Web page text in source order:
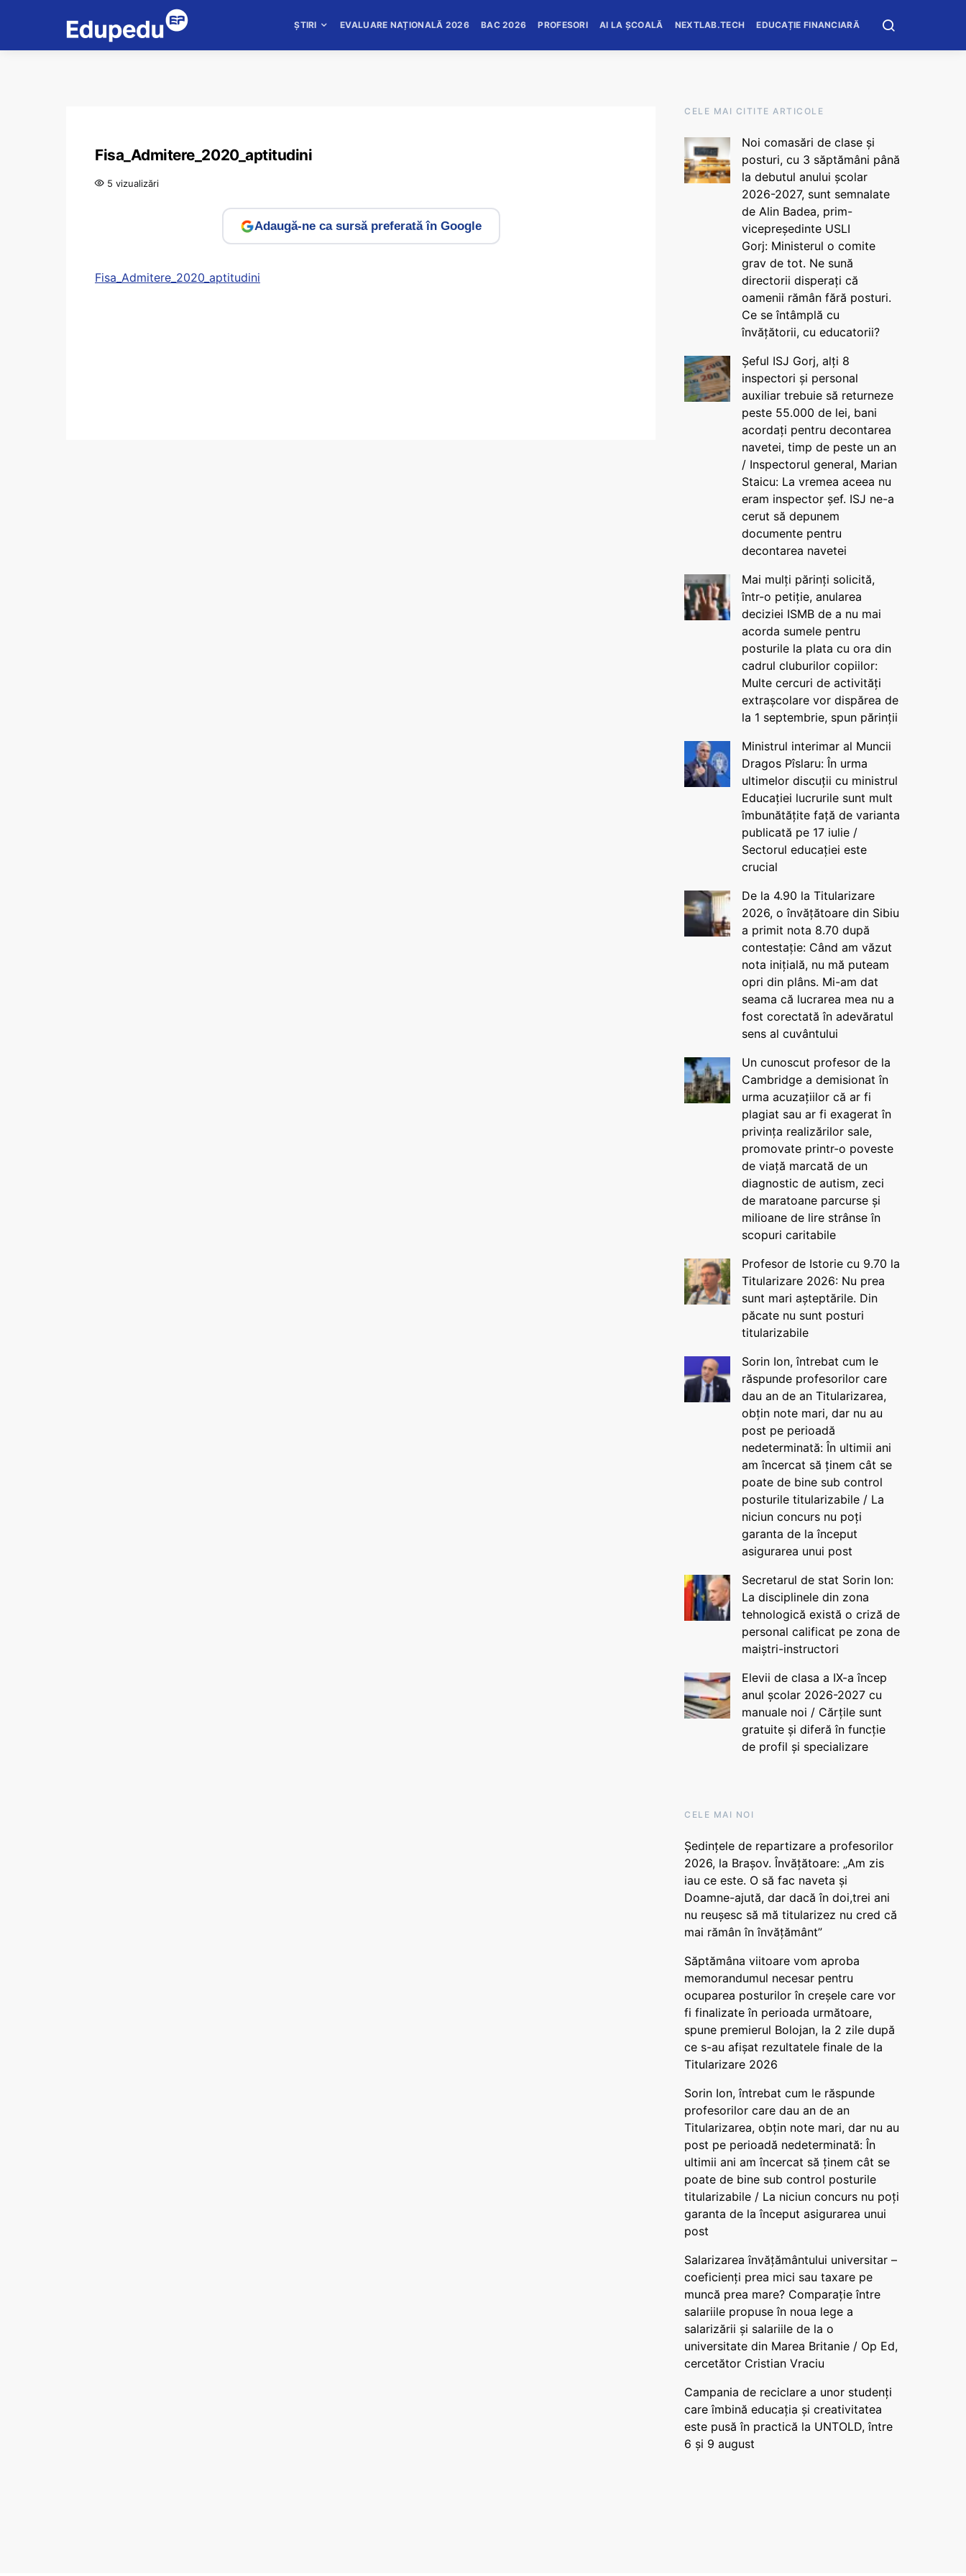
ȘTIRI EVALUARE NAȚIONALĂ 2026 BAC 2026 PROFESORI AI LA ȘCOALĂ NEXTLAB.TECH EDUCAȚIE FINANCIARĂ
Fisa_Admitere_2020_aptitudini
5 vizualizări
Adaugă-ne ca sursă preferată în Google
Fisa_Admitere_2020_aptitudini
CELE MAI CITITE ARTICOLE
Noi comasări de clase și
posturi, cu 3 săptămâni până
la debutul anului școlar
2026-2027, sunt semnalate
de Alin Badea, prim-
vicepreședinte USLI
Gorj: Ministerul o comite
grav de tot. Ne sună
directorii disperați că
oamenii rămân fără posturi.
Ce se întâmplă cu
învățătorii, cu educatorii?
Șeful ISJ Gorj, alți 8
inspectori și personal
auxiliar trebuie să returneze
peste 55.000 de lei, bani
acordați pentru decontarea
navetei, timp de peste un an
/ Inspectorul general, Marian
Staicu: La vremea aceea nu
eram inspector șef. ISJ ne-a
cerut să depunem
documente pentru
decontarea navetei
Mai mulți părinți solicită,
într-o petiție, anularea
deciziei ISMB de a nu mai
acorda sumele pentru
posturile la plata cu ora din
cadrul cluburilor copiilor:
Multe cercuri de activități
extrașcolare vor dispărea de
la 1 septembrie, spun părinții
Ministrul interimar al Muncii
Dragos Pîslaru: În urma
ultimelor discuții cu ministrul
Educației lucrurile sunt mult
îmbunătățite față de varianta
publicată pe 17 iulie /
Sectorul educației este
crucial
De la 4.90 la Titularizare
2026, o învățătoare din Sibiu
a primit nota 8.70 după
contestație: Când am văzut
nota inițială, nu mă puteam
opri din plâns. Mi-am dat
seama că lucrarea mea nu a
fost corectată în adevăratul
sens al cuvântului
Un cunoscut profesor de la
Cambridge a demisionat în
urma acuzațiilor că ar fi
plagiat sau ar fi exagerat în
privința realizărilor sale,
promovate printr-o poveste
de viață marcată de un
diagnostic de autism, zeci
de maratoane parcurse și
milioane de lire strânse în
scopuri caritabile
Profesor de Istorie cu 9.70 la
Titularizare 2026: Nu prea
sunt mari așteptările. Din
păcate nu sunt posturi
titularizabile
Sorin Ion, întrebat cum le
răspunde profesorilor care
dau an de an Titularizarea,
obțin note mari, dar nu au
post pe perioadă
nedeterminată: În ultimii ani
am încercat să ținem cât se
poate de bine sub control
posturile titularizabile / La
niciun concurs nu poți
garanta de la început
asigurarea unui post
Secretarul de stat Sorin Ion:
La disciplinele din zona
tehnologică există o criză de
personal calificat pe zona de
maiștri-instructori
Elevii de clasa a IX-a încep
anul școlar 2026-2027 cu
manuale noi / Cărțile sunt
gratuite și diferă în funcție
de profil și specializare
CELE MAI NOI
Ședințele de repartizare a profesorilor
2026, la Brașov. Învățătoare: „Am zis
iau ce este. O să fac naveta și
Doamne-ajută, dar dacă în doi,trei ani
nu reușesc să mă titularizez nu cred că
mai rămân în învățământ”
Săptămâna viitoare vom aproba
memorandumul necesar pentru
ocuparea posturilor în creșele care vor
fi finalizate în perioada următoare,
spune premierul Bolojan, la 2 zile după
ce s-au afișat rezultatele finale de la
Titularizare 2026
Sorin Ion, întrebat cum le răspunde
profesorilor care dau an de an
Titularizarea, obțin note mari, dar nu au
post pe perioadă nedeterminată: În
ultimii ani am încercat să ținem cât se
poate de bine sub control posturile
titularizabile / La niciun concurs nu poți
garanta de la început asigurarea unui
post
Salarizarea învățământului universitar –
coeficienți prea mici sau taxare pe
muncă prea mare? Comparație între
salariile propuse în noua lege a
salarizării și salariile de la o
universitate din Marea Britanie / Op Ed,
cercetător Cristian Vraciu
Campania de reciclare a unor studenți
care îmbină educația și creativitatea
este pusă în practică la UNTOLD, între
6 și 9 august